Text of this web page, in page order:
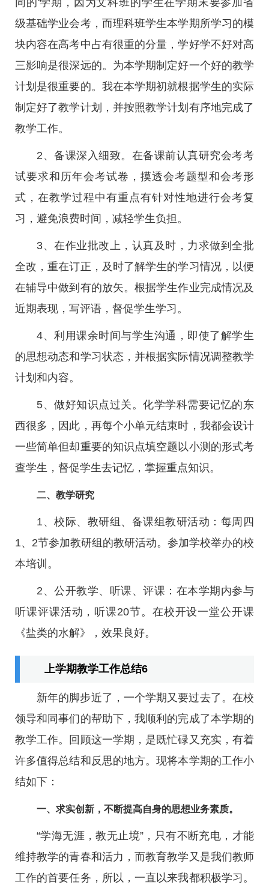
同的'学期，因为文科班的学生在学期末要参加省
级基础学业会考，而理科班学生本学期所学习的模
块内容在高考中占有很重的分量，学好学不好对高
三影响是很深远的。为本学期制定好一个好的教学
计划是很重要的。我在本学期初就根据学生的实际
制定好了教学计划，并按照教学计划有序地完成了
教学工作。
2、备课深入细致。在备课前认真研究会考考
试要求和历年会考试卷，摸透会考题型和会考形
式，在教学过程中有重点有针对性地进行会考复
习，避免浪费时间，减轻学生负担。
3、在作业批改上，认真及时，力求做到全批
全改，重在订正，及时了解学生的学习情况，以便
在辅导中做到有的放矢。根据学生作业完成情况及
近期表现，写评语，督促学生学习。
4、利用课余时间与学生沟通，即使了解学生
的思想动态和学习状态，并根据实际情况调整教学
计划和内容。
5、做好知识点过关。化学学科需要记忆的东
西很多，因此，再每个小单元结束时，我都会设计
一些简单但却重要的知识点填空题以小测的形式考
查学生，督促学生去记忆，掌握重点知识。
二、教学研究
1、校际、教研组、备课组教研活动：每周四
1、2节参加教研组的教研活动。参加学校举办的校
本培训。
2、公开教学、听课、评课：在本学期内参与
听课评课活动，听课20节。在校开设一堂公开课
《盐类的水解》，效果良好。
上学期教学工作总结6
新年的脚步近了，一个学期又要过去了。在校
领导和同事们的帮助下，我顺利的完成了本学期的
教学工作。回顾这一学期，是既忙碌又充实，有着
许多值得总结和反思的地方。现将本学期的工作小
结如下：
一、求实创新，不断提高自身的思想业务素质。
“学海无涯，教无止境”，只有不断充电，才能
维持教学的青春和活力，而教育教学又是我们教师
工作的首要任务，所以，一直以来我都积极学习。